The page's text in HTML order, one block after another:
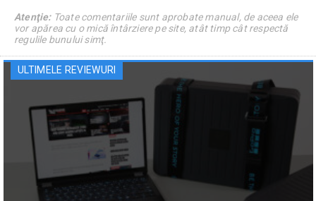
Atenţie:Toate comentariile sunt aprobate manual, de aceea ele
vor apărea cu o mică întârziere pe site, atât timp cât respectă
regulile bunului simţ.
ULTIMELE REVIEWURI